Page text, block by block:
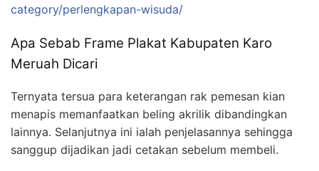
category/perlengkapan-wisuda/
Apa Sebab Frame Plakat Kabupaten Karo
Meruah Dicari
Ternyata tersua para keterangan rak pemesan kian
menapis memanfaatkan beling akrilik dibandingkan
lainnya. Selanjutnya ini ialah penjelasannya sehingga
sanggup dijadikan jadi cetakan sebelum membeli.